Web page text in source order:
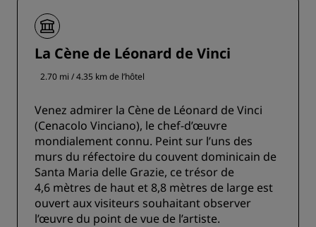
La Cène de Léonard de Vinci
2.70 mi / 4.35 km de l’hôtel
Venez admirer la Cène de Léonard de Vinci
(Cenacolo Vinciano), le chef-d’œuvre
mondialement connu. Peint sur l’uns des
murs du réfectoire du couvent dominicain de
Santa Maria delle Grazie, ce trésor de
4,6 mètres de haut et 8,8 mètres de large est
ouvert aux visiteurs souhaitant observer
l’œuvre du point de vue de l’artiste.